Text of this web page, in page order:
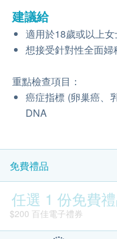
建議給
適用於18歲或以上女
想接受針對性全面婦
重點檢查項目：
癌症指標 (卵巢癌、
DNA
免費禮品
任選 1 份免費
$200 百佳電子禮券